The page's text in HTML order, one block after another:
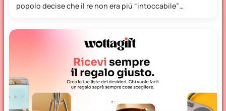
popolo decise che il re non era più “intoccabile”